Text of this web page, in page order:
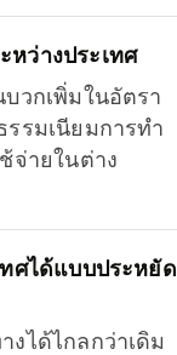
หว่างประเทศ
วกเพิ่มในอัตรา
รมเนียมการทำ
จ่ายในต่าง
ทศได้แบบประหยัด
งได้ไกลกว่าเดิม